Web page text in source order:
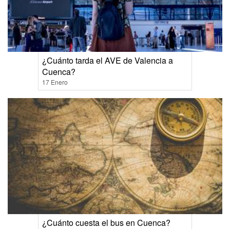
¿Cuánto tarda el AVE de Valencia a
Cuenca?
17 Enero
¿Cuánto cuesta el bus en Cuenca?